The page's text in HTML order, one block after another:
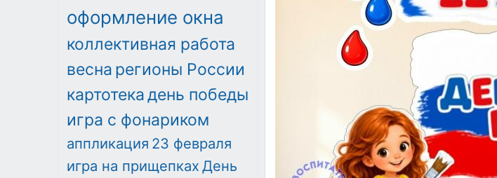
оформление окна
коллективная работа
весна регионы России
картотекадень победы
игра с фонариком
аппликация 23 февраля
игра на прищепках День